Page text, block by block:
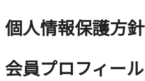
個人情報保護方針
会員プロフィール